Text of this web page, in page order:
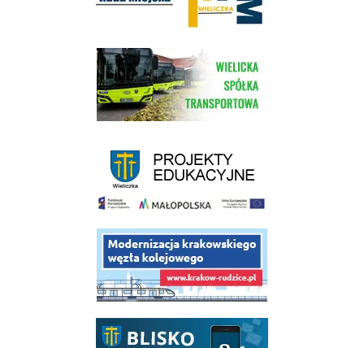
link do strony Wielickiej Spółki Transportowej
link do opisu projektu budowy linii kolejowej Krakow Rudzice
link do opisu aplikacji - BLISKO, Gmina Wieliczka w aplikacji Blisko